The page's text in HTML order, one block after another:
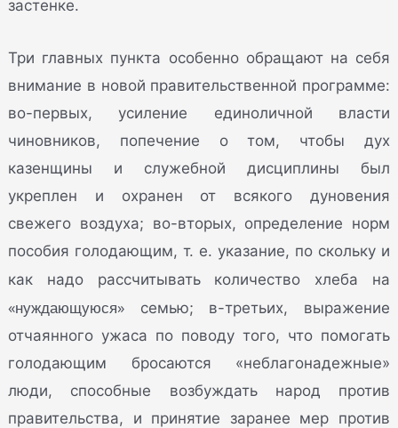
застенке.
Три главных пункта особенно обращают на себя
внимание в новой правительственной программе:
во-первых, усиление единоличной власти
чиновников, попечение о том, чтобы дух
казенщины и служебной дисциплины был
укреплен и охранен от всякого дуновения
свежего воздуха; во-вторых, определение норм
пособия голодающим, т. е. указание, по скольку и
как надо рассчитывать количество хлеба на
«нуждающуюся» семью; в-третьих, выражение
отчаянного ужаса по поводу того, что помогать
голодающим бросаются «неблагонадежные»
люди, способные возбуждать народ против
правительства, и принятие заранее мер против